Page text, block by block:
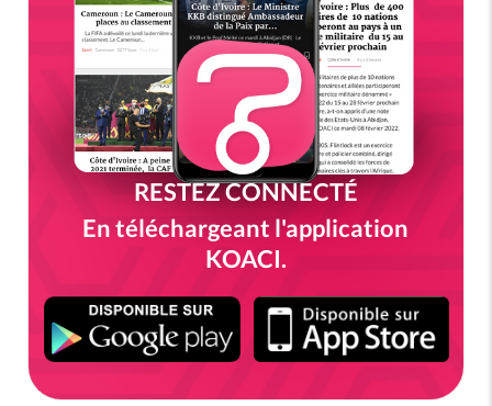
RESTEZ CONNECTÉ
En téléchargeant l'application
KOACI.